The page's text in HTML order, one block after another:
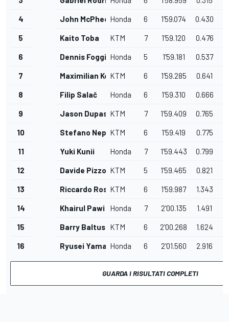
4 John McPhee Honda 6 1'59.074 0.430
5 Kaito Toba KTM 7 1'59.120 0.476
6 Dennis FoggiaHonda 5 1'59.181 0.537
7 Maximilian Kofler
KTM 6 1'59.285 0.641
8 Filip Salač Honda 6 1'59.310 0.666
9 Jason Dupasquier
KTM 7 1'59.409 0.765
10 Stefano NepaKTM 6 1'59.419 0.775
11 Yuki Kunii Honda 7 1'59.443 0.799
12 Davide Pizzoli KTM 5 1'59.465 0.821
13 Riccardo RossiKTM 6 1'59.987 1.343
14 Khairul Pawi Honda 7 2'00.135 1.491
15 Barry Baltus KTM 6 2'00.268 1.624
16 Ryusei Yamanaka
Honda 6 2'01.560 2.916
GUARDA I RISULTATI COMPLETI